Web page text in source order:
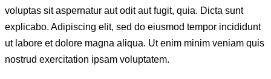
voluptas sit aspernatur aut odit aut fugit, quia. Dicta sunt
explicabo. Adipiscing elit, sed do eiusmod tempor incididunt
ut labore et dolore magna aliqua. Ut enim minim veniam quis
nostrud exercitation ipsam voluptatem.